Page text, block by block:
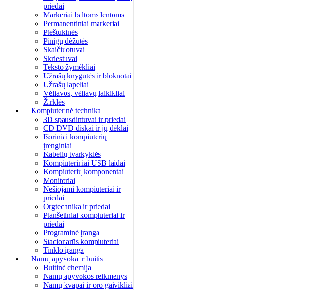
priedai
Markeriai baltoms lentoms
Permanentiniai markeriai
Pieštukinės
Pinigų dėžutės
Skaičiuotuvai
Skriestuvai
Teksto žymėkliai
Užrašų knygutės ir bloknotai
Užrašų lapeliai
Vėliavos, vėliavų laikikliai
Žirklės
Kompiuterinė technika
3D spausdintuvai ir priedai
CD DVD diskai ir jų dėklai
Išoriniai kompiuterių
įrenginiai
Kabelių tvarkyklės
Kompiuteriniai USB laidai
Kompiuterių komponentai
Monitoriai
Nešiojami kompiuteriai ir
priedai
Orgtechnika ir priedai
Planšetiniai kompiuteriai ir
priedai
Programinė įranga
Stacionarūs kompiuteriai
Tinklo įranga
Namų apyvoka ir buitis
Buitinė chemija
Namų apyvokos reikmenys
Namų kvapai ir oro gaivikliai